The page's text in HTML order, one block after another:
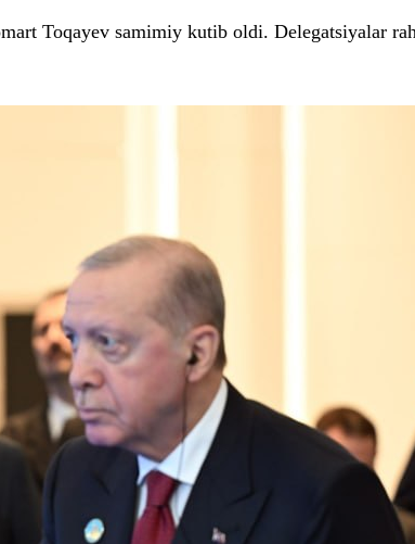
Toqayev samimiy kutib oldi. Delegatsiyalar